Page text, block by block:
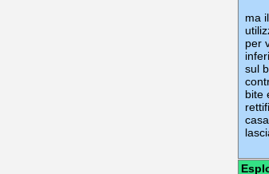
ma
per
sul
bite